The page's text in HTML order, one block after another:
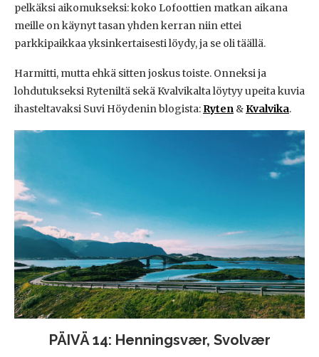
pelkäksi aikomukseksi: koko Lofoottien matkan aikana
meille on käynyt tasan yhden kerran niin ettei
parkkipaikkaa yksinkertaisesti löydy, ja se oli täällä.
Harmitti, mutta ehkä sitten joskus toiste. Onneksi ja
lohdutukseksi Ryteniltä sekä Kvalvikalta löytyy upeita kuvia
ihasteltavaksi Suvi Höydenin blogista: Ryten &Kvalvika.
PÄIVÄ 14: Henningsvær, Svolvær